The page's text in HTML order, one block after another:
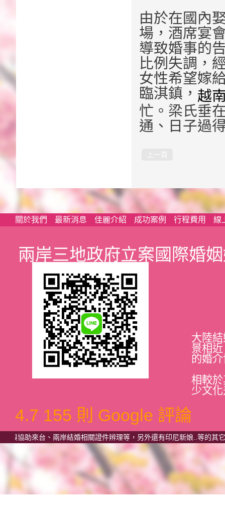
由於在國內
場，酒席宴
導致婚事的
比例失調，
女性希望嫁
臨淇鎮， 越
忙。梁氏垂
通、日子過
上一頁
關於我們 最新消息 佳麗介紹 成功案例 行程費用 線
兩岸三地政府立案國際婚
大陸
景相
的婚
相較
少文
4.7 155 則 Google 評論
台、兩岸結婚相關證件辨理等，另外還有印尼新娘..等的其它國家